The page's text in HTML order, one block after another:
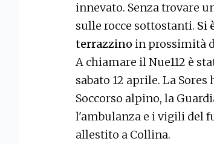
innevato. Senza trovare
sulle rocce sottostanti. Si
terrazzino in prossimità
A chiamare il Nue112 è
sabato 12 aprile. La
Soccorso alpino, la
l'ambulanza e i vigili del
allestito a Collina.